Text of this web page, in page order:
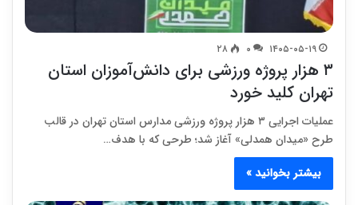
۱۴۰۵-۰۵-۱۹ ۰ ۲۸
۳ هزار پروژه ورزشی برای دانش‌آموزان استان
تهران کلید خورد
عملیات اجرایی ۳ هزار پروژه ورزشی مدارس استان تهران در قالب
طرح «میدان همدلی» آغاز شد؛ طرحی که با هدف…
بیشتر بخوانید »